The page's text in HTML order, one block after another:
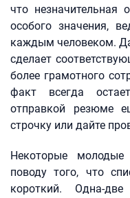
что незначительная
особого значения,
каждым человеком.
сделает
более грамотного
факт всегда
отправкой резюме
строчку или дайте
Некоторые
поводу того, что
короткий. Одна-